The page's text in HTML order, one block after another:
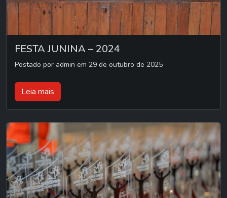
FESTA JUNINA – 2024
Postado por admin em 29 de outubro de 2025
Leia mais